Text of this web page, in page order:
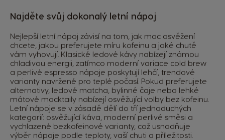
Najděte svůj dokonalý letní nápoj
Nejlepší letní nápoj závisí na tom, jak moc osvěžení
chcete, jakou preferujete míru kofeinu a jaké chutě
vám vyhovují. Klasické ledové kávy nabízejí známou
chladivou energii, zatímco moderní variace cold brew
a perlivé espresso nápoje poskytují lehčí, trendové
varianty navržené pro teplé počasí. Pokud preferujete
alternativy, ledové matcha, bylinné čaje nebo lehké
mátové mocktaily nabízejí osvěžující volby bez kofeinu.
Letní nápoje se v zásadě dělí do tří jednoduchých
kategorií: osvěžující káva, moderní perlivé směsi a
vychlazené bezkofeinové varianty, což usnadňuje
výběr nápoje podle teploty, vaší chuti a příležitosti.